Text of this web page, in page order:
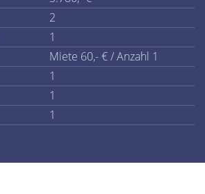
2
1
Miete 60,- € / Anzahl 1
1
1
1